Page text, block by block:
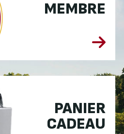
MEMBRE
PANIER
CADEAU